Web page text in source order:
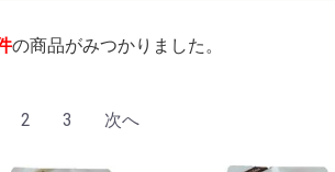
の商品がみつかりました。
2 3 次へ